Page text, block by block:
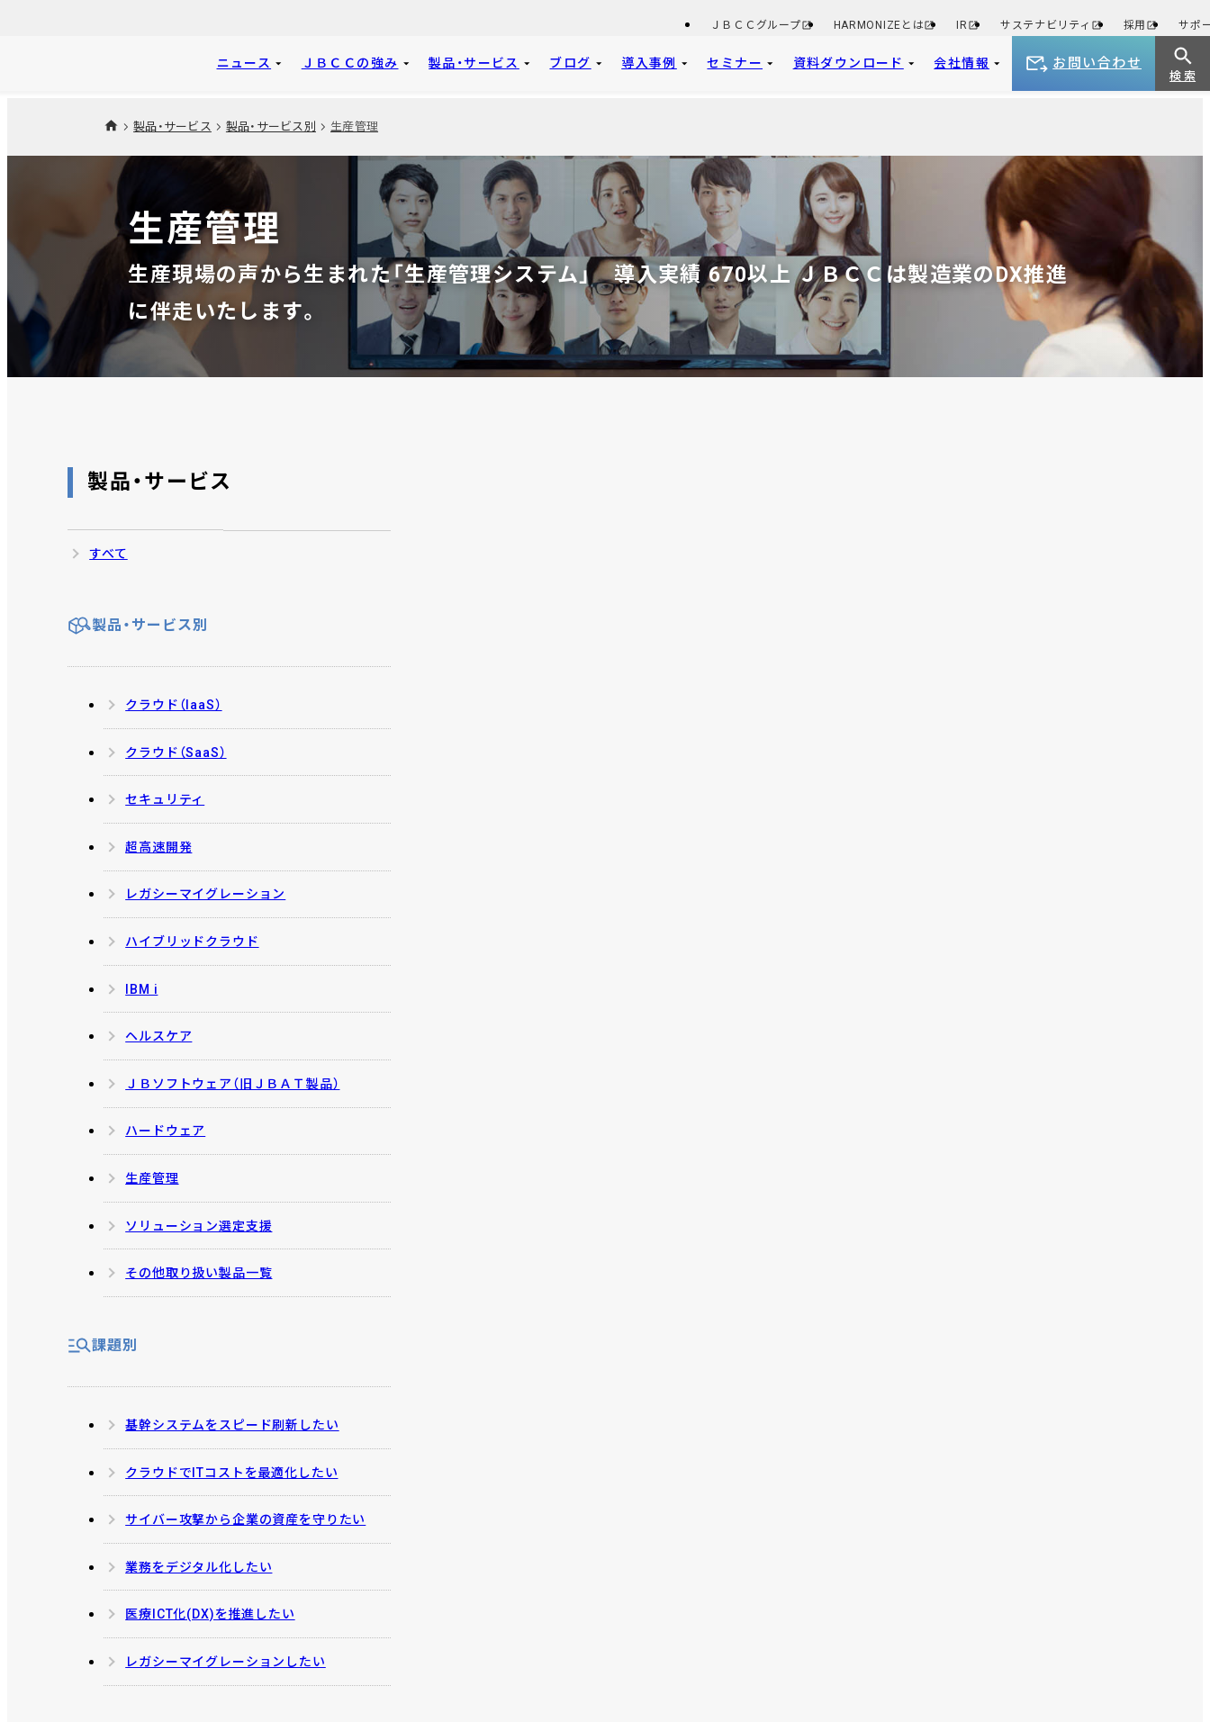
ＪＢＣＣグループ HARMONIZEとは IR サステナビリティ 採用 サポ
ニュース ＪＢＣＣの強み 製品・サービス ブログ 導入事例 セミナー 資料ダウンロード 会社情報 お問い合わせ
検 索
製品・サービス 製品・サービス別 生産管理
生産管理
生産現場の声から生まれた「生産管理システム」 導入実績 670以上 ＪＢＣＣは製造業のDX推進
に伴走いたします。
製品・サービス
すべて
製品・サービス別
クラウド（IaaS）
クラウド（SaaS）
セキュリティ
超高速開発
レガシーマイグレーション
ハイブリッドクラウド
IBM i
ヘルスケア
ＪＢソフトウェア（旧ＪＢＡＴ製品）
ハードウェア
生産管理
ソリューション選定支援
その他取り扱い製品一覧
課題別
基幹システムをスピード刷新したい
クラウドでITコストを最適化したい
サイバー攻撃から企業の資産を守りたい
業務をデジタル化したい
医療ICT化(DX)を推進したい
レガシーマイグレーションしたい